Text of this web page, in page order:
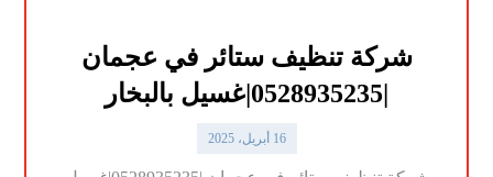
شركة تنظيف ستائر في عجمان
|0528935235|غسيل بالبخار
16 أبريل، 2025